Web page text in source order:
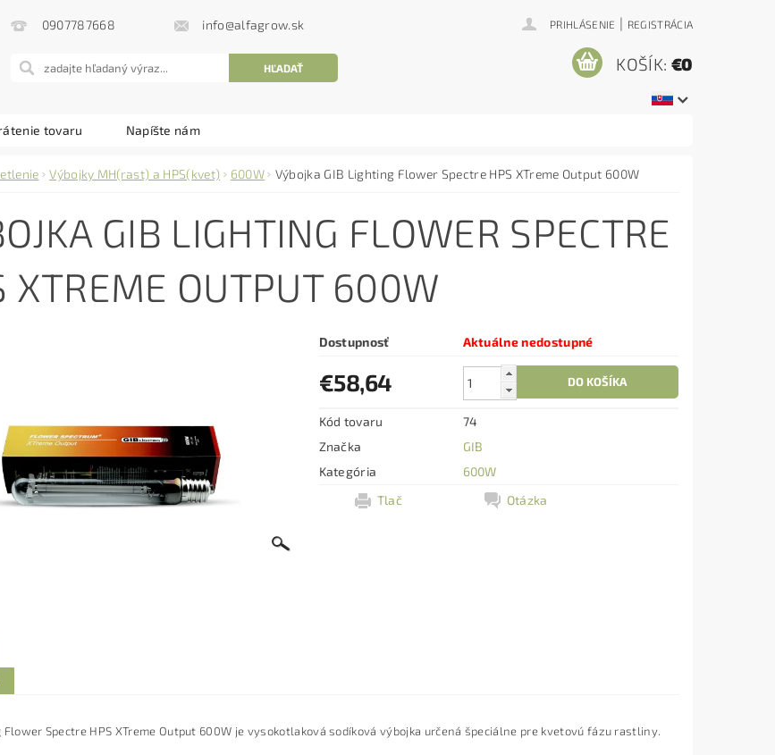
0907787668 info@alfagrow.sk PRIHLÁSENIE | REGISTRÁCIA
KOŠÍK: €0
tovaru Napíšte nám
Výbojky MH(rast) a HPS(kvet) 600W Výbojka GIB Lighting Flower Spectre HPS XTreme Output 600W
GIB LIGHTING FLOWER SPECTRE
XTREME OUTPUT 600W
Dostupnosť Aktuálne nedostupné
€58,64
Kód tovaru
74
Značka
GIB
Kategória
600W
Tlač
Otázka
Flower Spectre HPS XTreme Output 600W je vysokotlaková sodíková výbojka určená špeciálne pre kvetovú fázu rastliny.